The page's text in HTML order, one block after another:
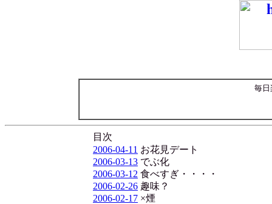
毎日
目次
2006-04-11 お花見デート
2006-03-13 でぶ化
2006-03-12 食べすぎ・・・・
2006-02-26 趣味？
2006-02-17 ×煙